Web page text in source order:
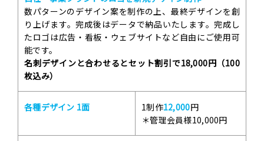
数パターンのデザイン案を制作の上、最終デザインを創
り上げます。完成後はデータで納品いたします。完成し
たロゴは広告・看板・ウェブサイトなど自由にご使用可
能です。
名刺デザインと合わせるとセット割引で18,000円（100
枚込み）
各種デザイン 1面 1制作12,000円
＊管理会員様10,000円